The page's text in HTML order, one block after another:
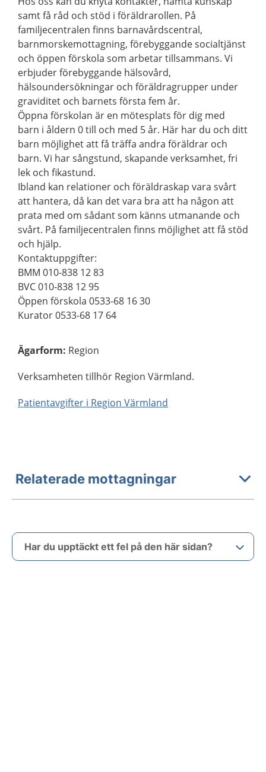
samt få råd och stöd i föräldrarollen. På
familjecentralen finns barnavårdscentral,
barnmorskemottagning, förebyggande socialtjänst
och öppen förskola som arbetar tillsammans. Vi
erbjuder förebyggande hälsovård,
hälsoundersökningar och föräldragrupper under
graviditet och barnets första fem år.
Öppna förskolan är en mötesplats för dig med
barn i åldern 0 till och med 5 år. Här har du och ditt
barn möjlighet att få träffa andra föräldrar och
barn. Vi har sångstund, skapande verksamhet, fri
lek och fikastund.
Ibland kan relationer och föräldraskap vara svårt
att hantera, då kan det vara bra att ha någon att
prata med om sådant som känns utmanande och
svårt. På familjecentralen finns möjlighet att få stöd
och hjälp.
Kontaktuppgifter:
BMM 010-838 12 83
BVC 010-838 12 95
Öppen förskola 0533-68 16 30
Kurator 0533-68 17 64
Ägarform: Region
Verksamheten tillhör Region Värmland.
Patientavgifter i Region Värmland
Relaterade mottagningar
Har du upptäckt ett fel på den här sidan?